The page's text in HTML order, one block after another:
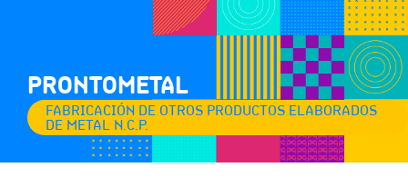
PRONTOMETAL
FABRICACIÓN DE OTROS PRODUCTOS ELABORADOS
DE METAL N.C.P.